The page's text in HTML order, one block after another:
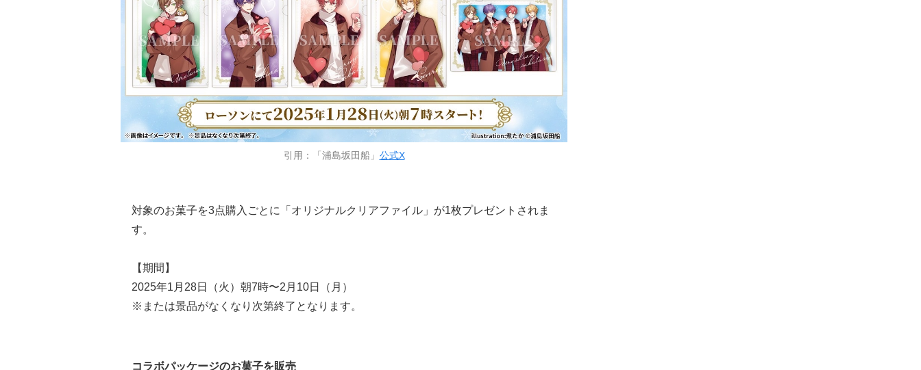
引用：「浦島坂田船」 公式X
対象のお菓子を3点購入ごとに「オリジナルクリアファイル」が1枚プレゼントされま
す。
【期間】
2025年1月28日（火）朝7時〜2月10日（月）
※または景品がなくなり次第終了となります。
コラボパッケージのお菓子を販売